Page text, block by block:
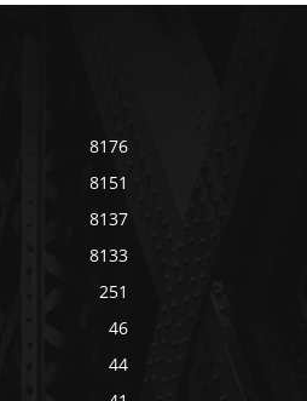
8176
8151
8137
8133
251
46
44